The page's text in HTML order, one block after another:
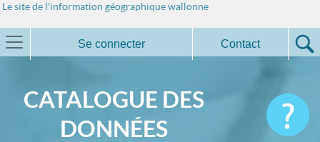
Le site de l'information géographique wallonne
Se connecter Contact
CATALOGUE DES
DONNÉES